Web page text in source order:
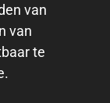
van
van
te